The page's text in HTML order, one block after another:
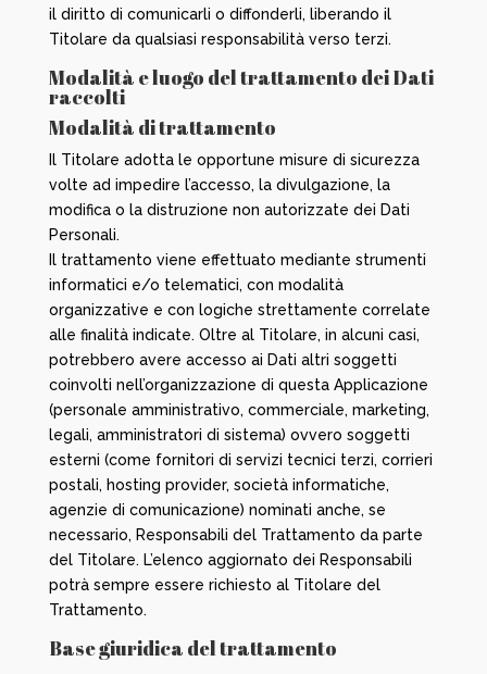
il diritto di comunicarli o diffonderli, liberando il
Titolare da qualsiasi responsabilità verso terzi.
Modalità e luogo del trattamento dei Dati
raccolti
Modalità di trattamento
Il Titolare adotta le opportune misure di sicurezza
volte ad impedire l’accesso, la divulgazione, la
modifica o la distruzione non autorizzate dei Dati
Personali.
Il trattamento viene effettuato mediante strumenti
informatici e/o telematici, con modalità
organizzative e con logiche strettamente correlate
alle finalità indicate. Oltre al Titolare, in alcuni casi,
potrebbero avere accesso ai Dati altri soggetti
coinvolti nell’organizzazione di questa Applicazione
(personale amministrativo, commerciale, marketing,
legali, amministratori di sistema) ovvero soggetti
esterni (come fornitori di servizi tecnici terzi, corrieri
postali, hosting provider, società informatiche,
agenzie di comunicazione) nominati anche, se
necessario, Responsabili del Trattamento da parte
del Titolare. L’elenco aggiornato dei Responsabili
potrà sempre essere richiesto al Titolare del
Trattamento.
Base giuridica del trattamento